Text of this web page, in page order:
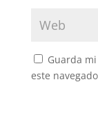
Guarda
este